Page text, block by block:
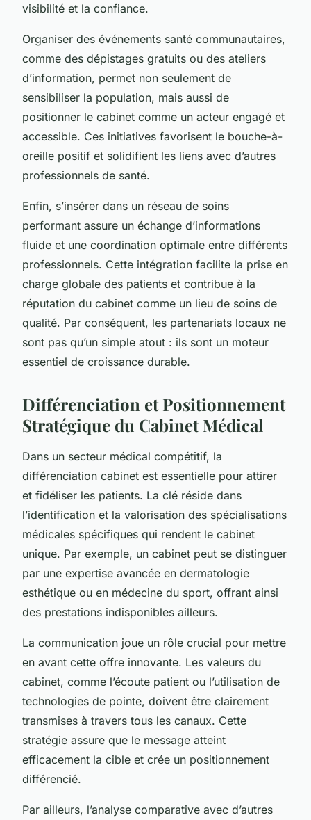
visibilité et la confiance.
Organiser des événements santé communautaires,
comme des dépistages gratuits ou des ateliers
d’information, permet non seulement de
sensibiliser la population, mais aussi de
positionner le cabinet comme un acteur engagé et
accessible. Ces initiatives favorisent le bouche-à-
oreille positif et solidifient les liens avec d’autres
professionnels de santé.
Enfin, s’insérer dans un réseau de soins
performant assure un échange d’informations
fluide et une coordination optimale entre différents
professionnels. Cette intégration facilite la prise en
charge globale des patients et contribue à la
réputation du cabinet comme un lieu de soins de
qualité. Par conséquent, les partenariats locaux ne
sont pas qu’un simple atout : ils sont un moteur
essentiel de croissance durable.
Différenciation et Positionnement
Stratégique du Cabinet Médical
Dans un secteur médical compétitif, la
différenciation cabinet est essentielle pour attirer
et fidéliser les patients. La clé réside dans
l’identification et la valorisation des spécialisations
médicales spécifiques qui rendent le cabinet
unique. Par exemple, un cabinet peut se distinguer
par une expertise avancée en dermatologie
esthétique ou en médecine du sport, offrant ainsi
des prestations indisponibles ailleurs.
La communication joue un rôle crucial pour mettre
en avant cette offre innovante. Les valeurs du
cabinet, comme l’écoute patient ou l’utilisation de
technologies de pointe, doivent être clairement
transmises à travers tous les canaux. Cette
stratégie assure que le message atteint
efficacement la cible et crée un positionnement
différencié.
Par ailleurs, l’analyse comparative avec d’autres